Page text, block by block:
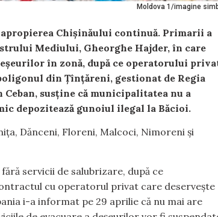
Moldova 1/imagine
Chișinăului continuă. Primarii a
Mediului, Gheorghe Hajder, în care
în zonă, după ce operatorului
din Țînțăreni, gestionat de Regia
susține că municipalitatea nu a
depozitează gunoiul ilegal la Băcioi.
Dănceni, Floreni, Malcoci, Nimoreni și
servicii de salubrizare, după ce
cu operatorul privat care deservește
i-a informat pe 29 aprilie că nu mai are